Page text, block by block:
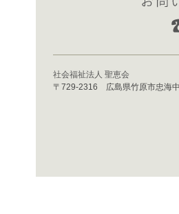
社会福祉法人 聖恵会
〒729-2316 広島県竹原市忠海